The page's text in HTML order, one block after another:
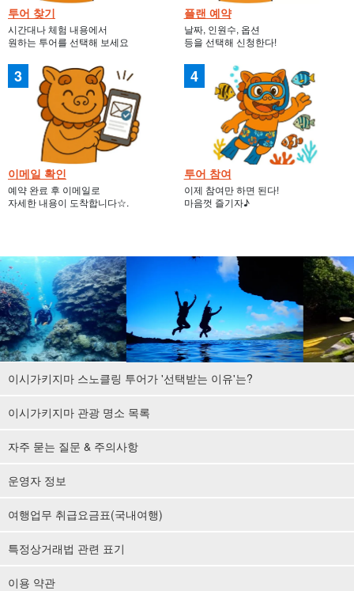
투어 찾기
시간대나 체험 내용에서
원하는 투어를 선택해 보세요
플랜 예약
날짜, 인원수, 옵션
등을 선택해 신청한다!
이메일 확인
예약 완료 후 이메일로
자세한 내용이 도착합니다☆.
투어 참여
이제 참여만 하면 된다!
마음껏 즐기자♪
이시가키지마 스노클링 투어가 '선택받는 이유'는?
이시가키지마 관광 명소 목록
자주 묻는 질문 & 주의사항
운영자 정보
여행업무 취급요금표(국내여행)
특정상거래법 관련 표기
이용 약관